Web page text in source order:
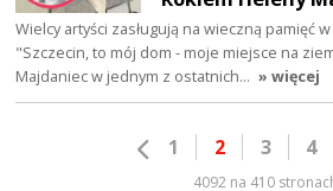
Wielcy artyści zasługują na wieczną pamięć
"Szczecin, to mój dom - moje miejsce na
Majdaniec w jednym z ostatnich… » więcej
1 2 3 4
4092 na 410